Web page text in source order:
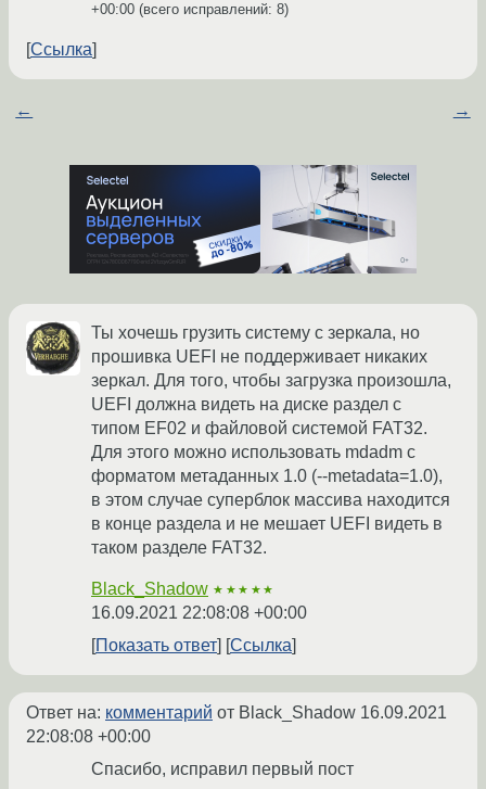
+00:00 (всего исправлений: 8)
Ссылка
← →
Ты хочешь грузить систему с зеркала, но
прошивка UEFI не поддерживает никаких
зеркал. Для того, чтобы загрузка произошла,
UEFI должна видеть на диске раздел с
типом EF02 и файловой системой FAT32.
Для этого можно использовать mdadm с
форматом метаданных 1.0 (--metadata=1.0),
в этом случае суперблок массива находится
в конце раздела и не мешает UEFI видеть в
таком разделе FAT32.
Black_Shadow ★★★★★
16.09.2021 22:08:08 +00:00
Показать ответ
Ссылка
Ответ на: комментарий от Black_Shadow 16.09.2021
22:08:08 +00:00
Спасибо, исправил первый пост